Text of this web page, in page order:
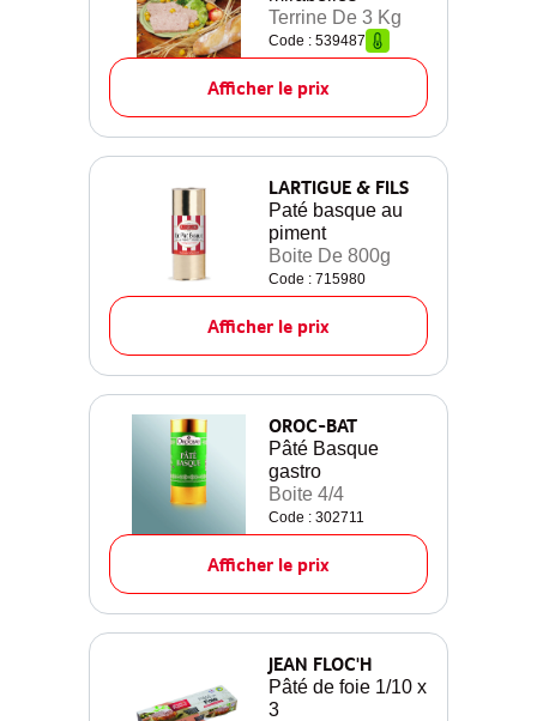
Terrine De 3 Kg
Code : 539487
Afficher le prix
LARTIGUE & FILS
Paté basque au
piment
Boite De 800g
Code : 715980
Afficher le prix
OROC-BAT
Pâté Basque
gastro
Boite 4/4
Code : 302711
Afficher le prix
JEAN FLOC'H
Pâté de foie 1/10 x
3